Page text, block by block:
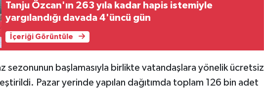
Tanju Özcan'ın 263 yıla kadar hapis istemiyle
yargılandığı davada 4'üncü gün
İçeriği Görüntüle
sezonunun başlamasıyla birlikte vatandaşlara yönelik ücretsiz
Pazar yerinde yapılan dağıtımda toplam 126 bin adet